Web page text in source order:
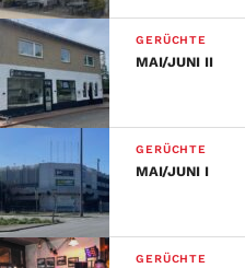
GERÜCHTE
MAI/JUNI II
GERÜCHTE
MAI/JUNI I
GERÜCHTE